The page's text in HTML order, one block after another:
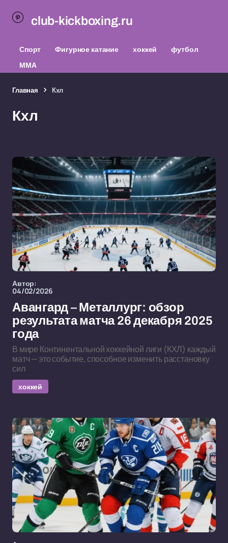
club-kickboxing.ru
Спорт Фигурное катание хоккей
футбол
ММА
Главная Кхл
Кхл
Автор:
04/02/2026
Авангард – Металлург: обзор
результата матча 26 декабря 2025
года
В мире Континентальной хоккейной лиги (КХЛ) каждый
матч — это событие, способное изменить расстановку
сил
хоккей